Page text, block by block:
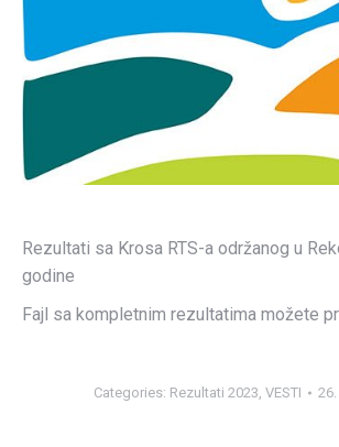
Rezultati sa Krosa RTS-a održanog u
godine
Fajl sa kompletnim rezultatima možete
Categories: Rezultati 2023 VESTI 26.